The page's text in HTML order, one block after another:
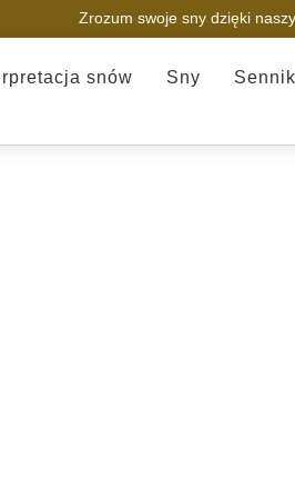
Zrozum swoje sny dzięki
snów Sny Sennik